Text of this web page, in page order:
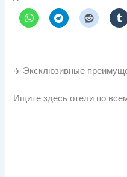
✈️ Эксклюзивные
Ищите здесь отели по